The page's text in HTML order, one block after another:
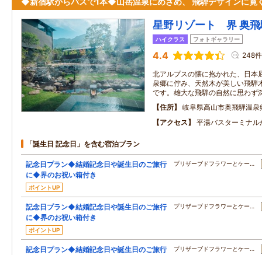
星野リゾート 界 奥飛
ハイクラス フォトギャラリー
4.4 248件
北アルプスの懐に抱かれた、日本
泉郷に佇み、天然木が美しい飛騨
です。雄大な飛騨の自然に思わず
住所
岐阜県高山市奥飛騨温泉
アクセス
平湯バスターミナ
「誕生日 記念日」を含む宿泊プラン
記念日プラン◆結婚記念日や誕生日のご旅行
に◆界のお祝い箱付き
ポイントUP
プリザーブドフラワーとケー…
記念日プラン◆結婚記念日や誕生日のご旅行
に◆界のお祝い箱付き
ポイントUP
プリザーブドフラワーとケー…
記念日プラン◆結婚記念日や誕生日のご旅行
プリザーブドフラワーとケー…